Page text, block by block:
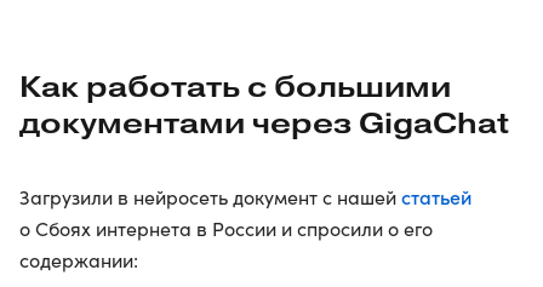
Как работать с большими
документами через GigaChat
Загрузили в нейросеть документ с нашейстатьей
о Сбоях интернета в России и спросили о его
содержании: